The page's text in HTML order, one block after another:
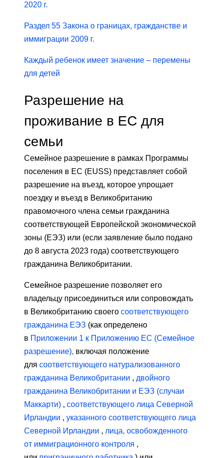
2020 г.
Раздел 55 Закона о границах, гражданстве и
иммиграции 2009 г.
Каждый ребенок имеет значение – перемены
для детей
Разрешение на
проживание в ЕС для
семьи
Семейное разрешение в рамках Программы
поселения в ЕС (EUSS) представляет собой
разрешение на въезд, которое упрощает
поездку и въезд в Великобританию
правомочного члена семьи гражданина
соответствующей Европейской экономической
зоны (ЕЭЗ) или (если заявление было подано
до 8 августа 2023 года) соответствующего
гражданина Великобритании.
Семейное разрешение позволяет его
владельцу присоединиться или сопровождать
в Великобританию своего соответствующего
гражданина ЕЭЗ (как определено
в Приложении 1 к Приложению ЕС (Семейное
разрешение), включая положение
для соответствующего натурализованного
гражданина Великобритании , двойного
гражданина Великобритании и ЕЭЗ (случаи
Маккарти) , соответствующего лица Северной
Ирландии , указанного соответствующего лица
Северной Ирландии , лица, освобожденного
от иммиграционного контроля ,